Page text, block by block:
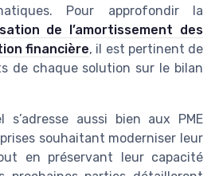
Pour approfondir la
de l’amortissement des
financière, il est pertinent de
de chaque solution sur le bilan
aussi bien aux PME
souhaitant moderniser leur
en préservant leur capacité